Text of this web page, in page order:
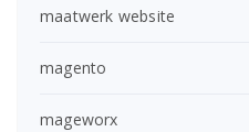
maatwerk website
magento
mageworx